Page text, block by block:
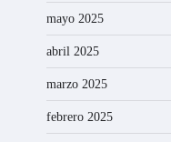
mayo 2025
abril 2025
marzo 2025
febrero 2025